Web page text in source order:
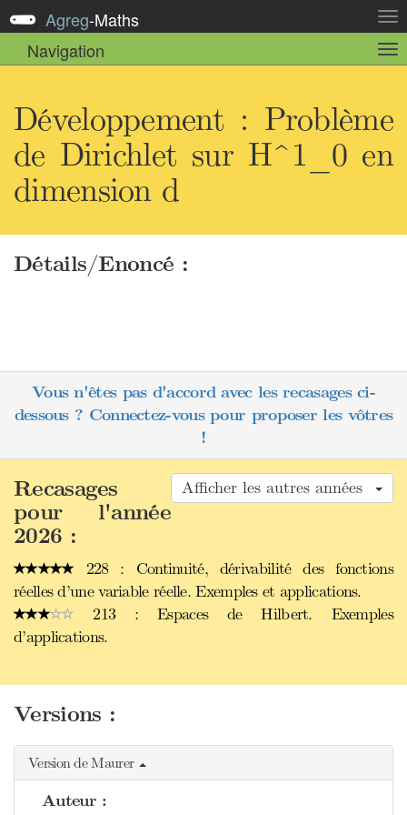
la
Agreg-Maths
Navigation
la
Développement : Problème
de Dirichlet sur H^1_0 en
dimension d
Détails/Enoncé :
Vous n'êtes pas d'accord avec les recasages ci-
dessous ? Connectez-vous pour proposer les vôtres
!
Afficher les autres années
Recasages
pour l'année
2026 :
228 : Continuité, dérivabilité des fonctions
réelles d’une variable réelle. Exemples et applications.
213 : Espaces de Hilbert. Exemples
d’applications.
Versions :
Version de Maurer
Auteur :